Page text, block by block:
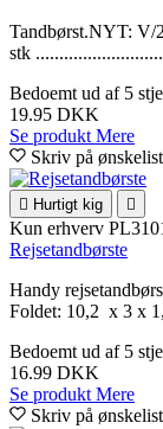
Tandbørst.NYT: V/
stk
Bedoemt ud af 5
19.95 DKK
Se produkt Mere
Skriv på
 Hurtigt kig 
Kun erhverv
Rejsetandbørste
Handy
Foldet: 10,2 x 3 x
Bedoemt ud af 5
16.99 DKK
Se produkt Mere
Skriv på